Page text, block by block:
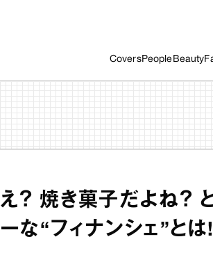
CoversPeople Beauty
え？ 焼き菓子だよね？
ーな“フィナンシェ”とは